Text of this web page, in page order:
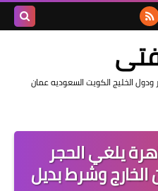
الخليج الكويت السعوديه عمان
يلغي الحجر
وشرط بديل